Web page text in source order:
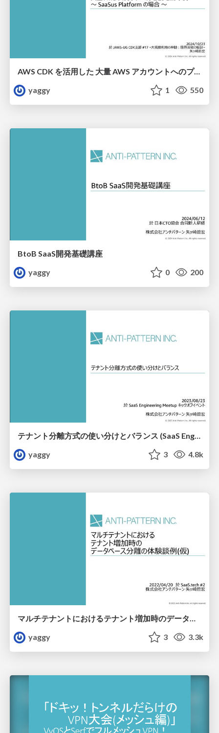
AWS CDK を活用した 大量 AWS アカウントへのプロビジョニング例 〜 SaaSus Platform の場合 〜 於 JAWS-UG CDK支部 #17
yaggy
1 550
BtoB SaaS開発基礎講座
yaggy
0 200
テナント分離⽅式の使い分けとバランス (SaaS Engineering Meetup キックオフイベント)
yaggy
3 4.8k
マルチテナントにおけるテナント増加時のデータベース分離の体験談例(仮)
yaggy
3 3.3k